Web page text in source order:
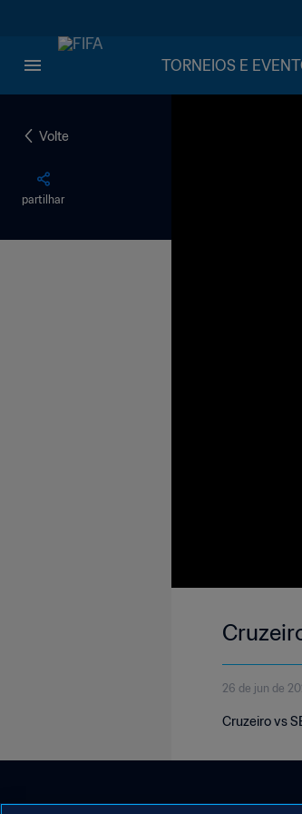
TORNEIOS E
Volte
partilhar
26 de jun de
Cruzeiro vs